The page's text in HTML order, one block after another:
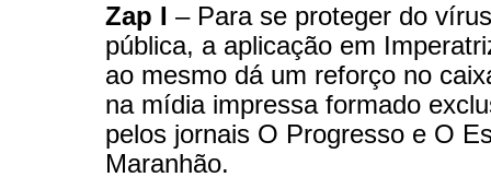
Zap I – Para se proteger do
pública, a aplicação em
ao mesmo dá um reforço no
na mídia impressa formado
pelos jornais O Progresso e O
Maranhão.